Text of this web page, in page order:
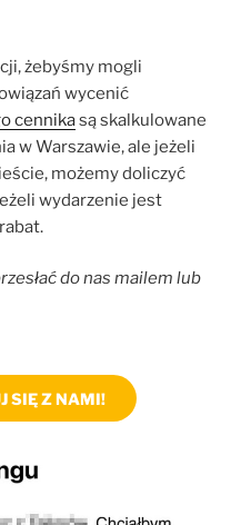
żebyśmy mogli
wycenić
cennikasą skalkulowane
w Warszawie, ale jeżeli
możemy doliczyć
wydarzenie jest
do nas mailem lub
SIĘ Z NAMI!